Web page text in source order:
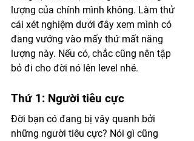
lượng của chính mình không. Làm thử
cái xét nghiệm dưới đây xem mình có
đang vướng vào mấy thứ mất năng
lượng này. Nếu có, chắc cũng nên tập
bỏ đi cho đời nó lên level nhé.
Thứ 1: Người tiêu cực
Đời bạn có đang bị vây quanh bởi
những người tiêu cực? Nói gì cũng